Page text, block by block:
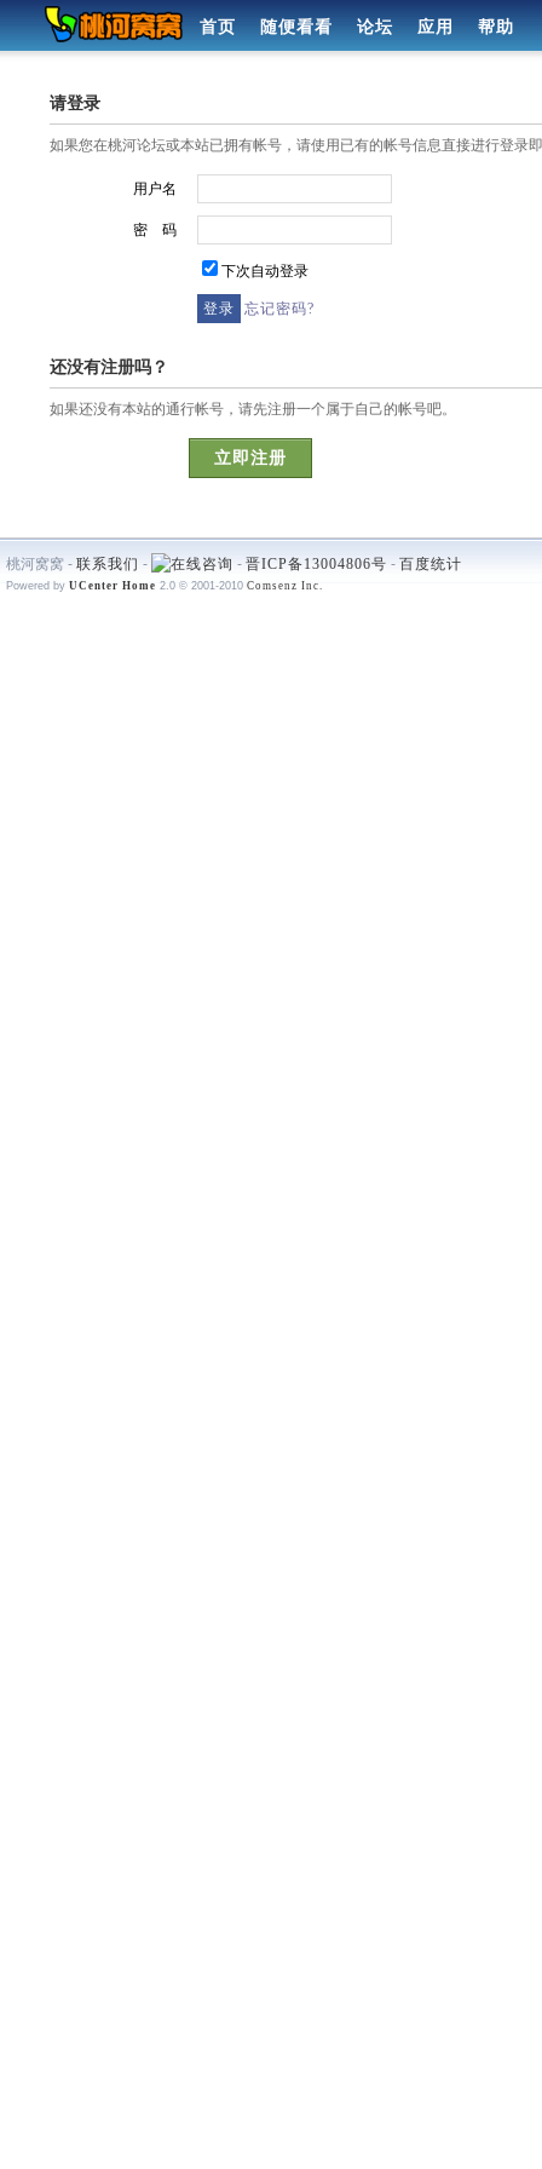
首页 随便看看 论坛 应用 帮助
请登录
如果您在桃河论坛或本站已拥有帐号，请使用已有的帐号信息直接进行登录
用户名
密 码
下次自动登录
忘记密码?
还没有注册吗？
如果还没有本站的通行帐号，请先注册一个属于自己的帐号吧。
立即注册
桃河窝窝 - 联系我们 - - 晋ICP备13004806号 - 百度统计
Powered by UCenter Home 2.0 © 2001-2010 Comsenz Inc.